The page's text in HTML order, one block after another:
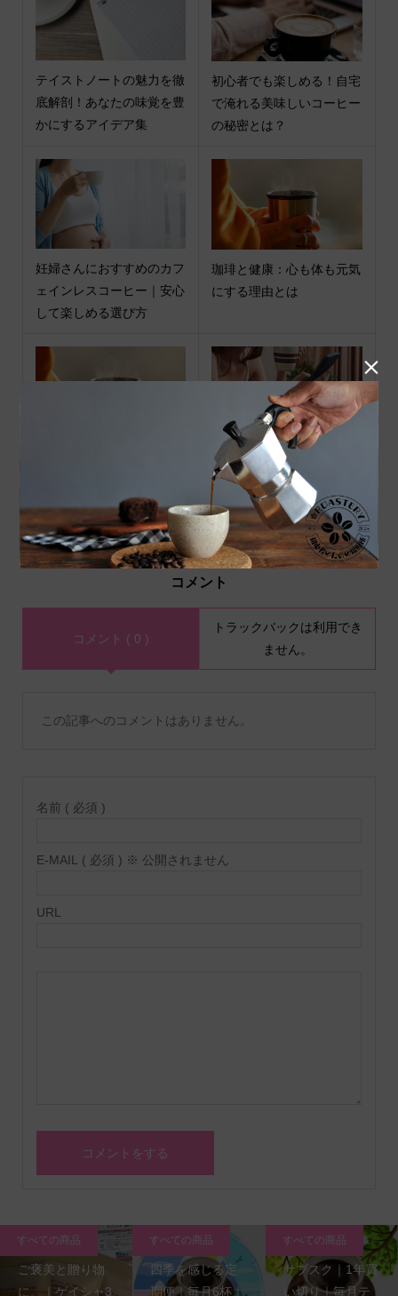
テイストノートの魅力を徹
底解剖！あなたの味覚を豊
かにするアイデア集
初心者でも楽しめる！自宅
で淹れる美味しいコーヒー
の秘密とは？
妊婦さんにおすすめのカフ
ェインレスコーヒー｜安心
して楽しめる選び方
珈琲と健康：心も体も元気
にする理由とは
ド：味と香りを引き出す...
コーヒーの味がわからない
あなたへ。味わいの正体と
は
コメント
コメント ( 0 )
トラックバックは利用でき
ません。
この記事へのコメントはありません。
名前 ( 必須 )
E-MAIL ( 必須 ) ※ 公開されません
URL
ご褒美と贈り物
に。｜ゲイシャ3
すべての商品
四季を感じる定
期便｜毎月6杯｜
すべての商品
サブスク｜1年買
い切り｜毎月テ
すべての商品
